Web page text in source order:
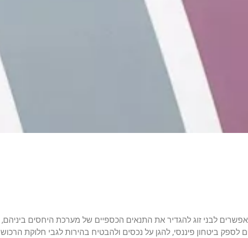
לבני זוג להגדיר את התנאים הכספיים של מערכת היחסים ביניהם,
לספק ביטחון פיננסי, להגן על נכסים ולהבטיח בהירות לגבי חלוקת הרכוש